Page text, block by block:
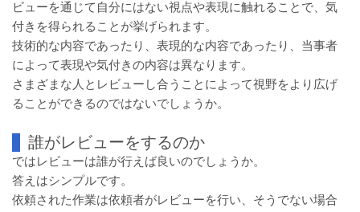
ビューを通じて自分にはない視点や表現に触れることで、気
付きを得られることが挙げられます。
技術的な内容であったり、表現的な内容であったり、当事者
によって表現や気付きの内容は異なります。
さまざまな人とレビューし合うことによって視野をより広げ
ることができるのではないでしょうか。
誰がレビューをするのか
ではレビューは誰が行えば良いのでしょうか。
答えはシンプルです。
依頼された作業は依頼者がレビューを行い、そうでない場合